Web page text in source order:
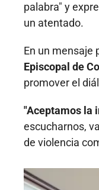
palabra" y
un atentado.
En un mensaje
Episcopal de
promover el
"Aceptamos la
escucharnos,
de violencia